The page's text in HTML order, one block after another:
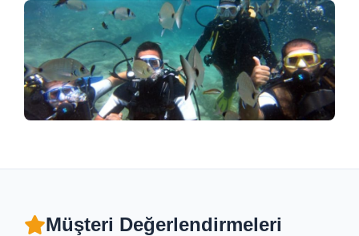
Müşteri Değerlendirmeleri